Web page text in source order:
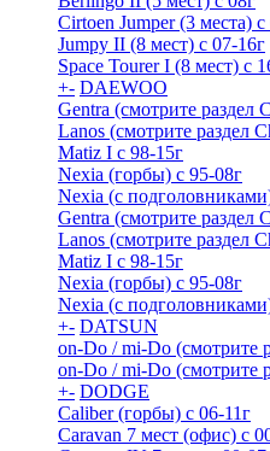
Cirtoen Jumper (3 места) с
Jumpy II (8 мест) с 07-16г
Space Tourer I (8 мест) с
+- DAEWOO
Gentra (смотрите раздел
Lanos (смотрите раздел
Matiz I с 98-15г
Nexia (горбы) с 95-08г
Nexia (с
Gentra (смотрите раздел
Lanos (смотрите раздел
Matiz I с 98-15г
Nexia (горбы) с 95-08г
Nexia (с
+- DATSUN
on-Do / mi-Do (смотрите
on-Do / mi-Do (смотрите
+- DODGE
Caliber (горбы) с 06-11г
Caravan 7 мест (офис) с